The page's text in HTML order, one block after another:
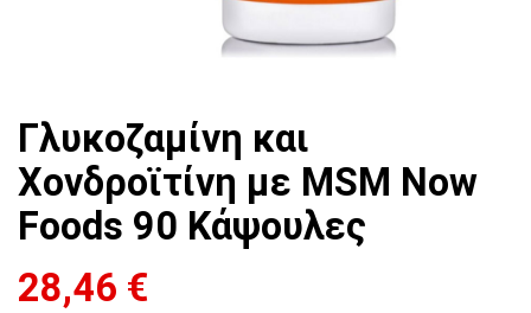
Γλυκοζαμίνη και
Χονδροϊτίνη με MSM Now
Foods 90 Κάψουλες
28,46 €